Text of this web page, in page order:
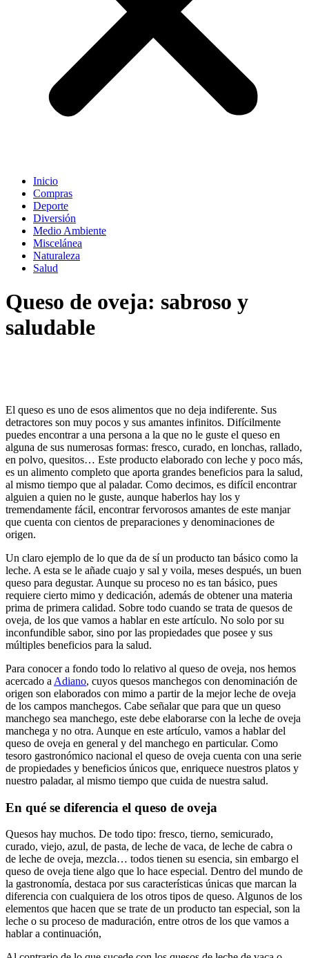
Inicio
Compras
Deporte
Diversión
Medio Ambiente
Miscelánea
Naturaleza
Salud
Queso de oveja: sabroso y
saludable
El queso es uno de esos alimentos que no deja indiferente. Sus
detractores son muy pocos y sus amantes infinitos. Difícilmente
puedes encontrar a una persona a la que no le guste el queso en
alguna de sus numerosas formas: fresco, curado, en lonchas, rallado,
en polvo, quesitos… Este producto elaborado con leche y poco más,
es un alimento completo que aporta grandes beneficios para la salud,
al mismo tiempo que al paladar. Como decimos, es difícil encontrar
alguien a quien no le guste, aunque haberlos hay los y
tremendamente fácil, encontrar fervorosos amantes de este manjar
que cuenta con cientos de preparaciones y denominaciones de
origen.
Un claro ejemplo de lo que da de sí un producto tan básico como la
leche. A esta se le añade cuajo y sal y voila, meses después, un buen
queso para degustar. Aunque su proceso no es tan básico, pues
requiere cierto mimo y dedicación, además de obtener una materia
prima de primera calidad. Sobre todo cuando se trata de quesos de
oveja, de los que vamos a hablar en este artículo. No solo por su
inconfundible sabor, sino por las propiedades que posee y sus
múltiples beneficios para la salud.
Para conocer a fondo todo lo relativo al queso de oveja, nos hemos
acercado a Adiano, cuyos quesos manchegos con denominación de
origen son elaborados con mimo a partir de la mejor leche de oveja
de los campos manchegos. Cabe señalar que para que un queso
manchego sea manchego, este debe elaborarse con la leche de oveja
manchega y no otra. Aunque en este artículo, vamos a hablar del
queso de oveja en general y del manchego en particular. Como
tesoro gastronómico nacional el queso de oveja cuenta con una serie
de propiedades y beneficios únicos que, enriquece nuestros platos y
nuestro paladar, al mismo tiempo que cuida de nuestra salud.
En qué se diferencia el queso de oveja
Quesos hay muchos. De todo tipo: fresco, tierno, semicurado,
curado, viejo, azul, de pasta, de leche de vaca, de leche de cabra o
de leche de oveja, mezcla… todos tienen su esencia, sin embargo el
queso de oveja tiene algo que lo hace especial. Dentro del mundo de
la gastronomía, destaca por sus características únicas que marcan la
diferencia con cualquiera de los otros tipos de queso. Algunos de los
elementos que hacen que se trate de un producto tan especial, son la
leche o su proceso de maduración, entre otros de los que vamos a
hablar a continuación,